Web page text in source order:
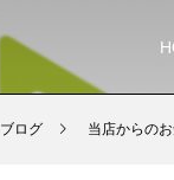
ブログ 当店からの